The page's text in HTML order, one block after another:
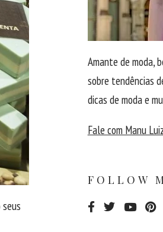
Amante de moda,
sobre tendências
dicas de moda e
Fale com Manu
FOLLOW